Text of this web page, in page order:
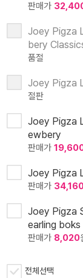
판매가
Joey Pigza
bery
품절
Joey Pigza
절판
Joey Pigza
ewbery
판매가
Joey Pigza
판매가
Joey Pigza
earling boks
판매가 8,020
전체선택